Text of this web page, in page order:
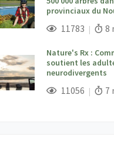
provinciaux du
; 11783 Vues; 8
Nature's Rx :
soutient les
neurodivergents
; 11056 Vues; 7